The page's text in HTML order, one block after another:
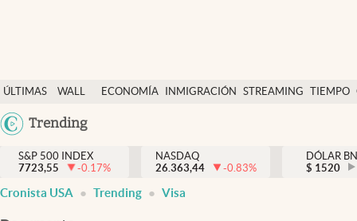
ÚLTIMAS
NOTICIAS
WALL
DÓLAR
ECONOMÍA INMIGRACIÓN STREAMING TIEMPO
México
Trending
Finanzas y economía
Wall Street y dólar
Inmigración
S&P 500 INDEX
7723,55
-0.17%
NASDAQ
26.363,44
-0.83%
DÓLAR
$ 1520
Cronista USA Trending Visa